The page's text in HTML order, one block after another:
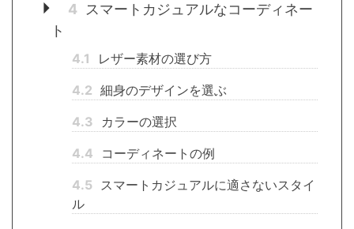
4 スマートカジュアルなコーディネー
ト
4.1
レザー素材の選び方
4.2 細身のデザインを選ぶ
4.3
カラーの選択
4.4
コーディネートの例
4.5 スマートカジュアルに適さないスタイ
ル